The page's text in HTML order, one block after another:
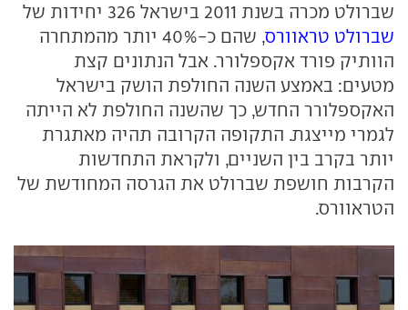
שברולט מכרה בשנת 2011 בישראל 326 יחידות של
שברולט טראוורס
, שהם כ-40% יותר מהמתחרה
הוותיק פורד אקספלורר. אבל הנתונים קצת
מטעים: באמצע השנה החולפת הושק בישראל
האקספלורר החדש, כך שהשנה החולפת לא הייתה
לגמרי מייצגת. התקופה הקרובה תהיה מאתגרת
יותר בקרב בין השניים, ולקראת התחדשות
הקרבות חושפת שברולט את הגרסה המחודשת של
הטראוורס.